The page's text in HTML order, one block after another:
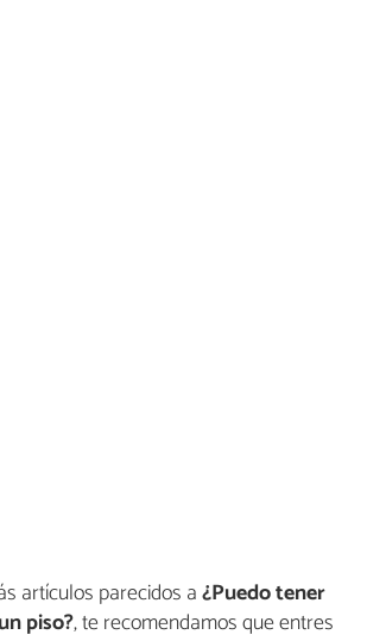
artículos parecidos a¿Puedo tener
piso?, te recomendamos que entres